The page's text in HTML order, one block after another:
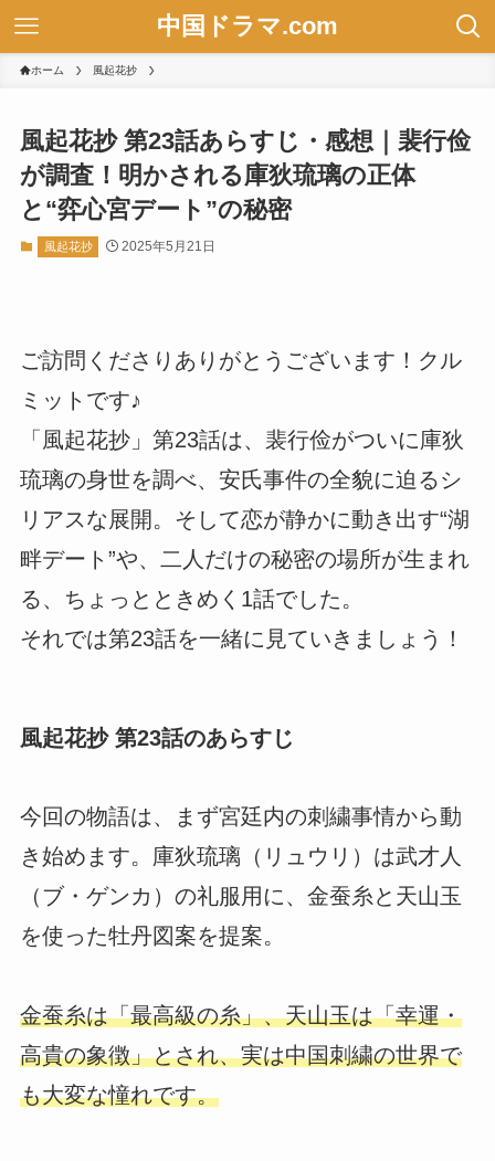
中国ドラマ.com
ホーム 風起花抄
風起花抄 第23話あらすじ・感想｜裴行俭
が調査！明かされる庫狄琉璃の正体
と“弈心宮デート”の秘密
風起花抄 2025年5月21日
ご訪問くださりありがとうございます！クル
ミットです♪
「風起花抄」第23話は、裴行俭がついに庫狄
琉璃の身世を調べ、安氏事件の全貌に迫るシ
リアスな展開。そして恋が静かに動き出す“湖
畔デート”や、二人だけの秘密の場所が生まれ
る、ちょっとときめく1話でした。
それでは第23話を一緒に見ていきましょう！
風起花抄 第23話のあらすじ
今回の物語は、まず宮廷内の刺繍事情から動
き始めます。庫狄琉璃（リュウリ）は武才人
（ブ・ゲンカ）の礼服用に、金蚕糸と天山玉
を使った牡丹図案を提案。
金蚕糸は「最高級の糸」、天山玉は「幸運・
高貴の象徴」とされ、実は中国刺繍の世界で
も大変な憧れです。